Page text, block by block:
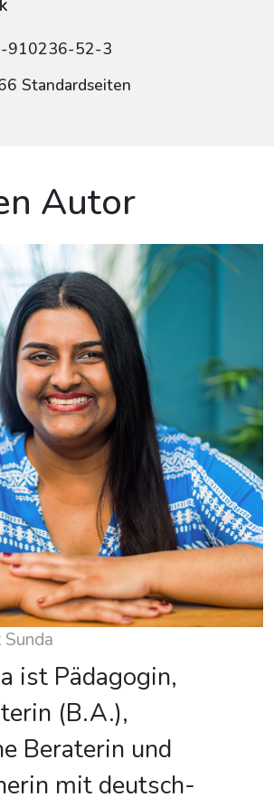
910236-52-3
Standardseiten
Autor
ist Pädagogin,
(B.A.),
Beraterin und
mit deutsch-